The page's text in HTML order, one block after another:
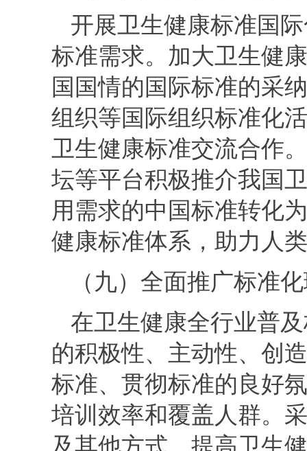
开展卫生健康标准国
标准需求。加大卫生健
国国情的国际标准的采
组织等国际组织标准化
卫生健康标准交流合作
坛等平台积极推介我国
用需求的中国标准转化
健康标准体系，助力人
（九）全面推广标准
在卫生健康全行业普
的积极性、主动性、创
标准、贯彻标准的良好
培训效率和覆盖人群。
及其他方式，提高卫生